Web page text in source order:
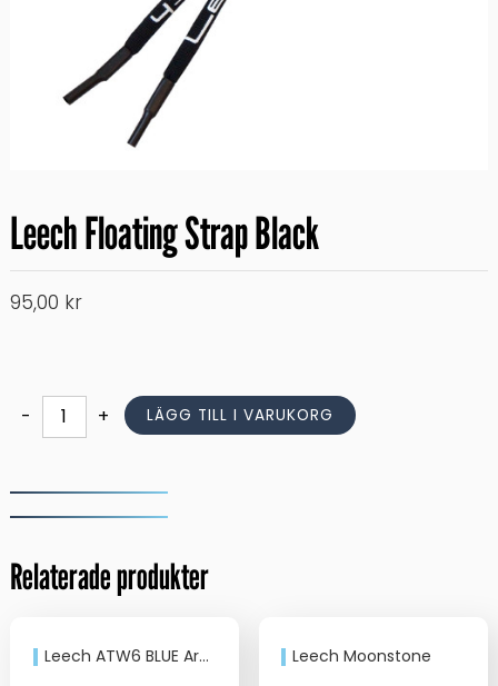
Leech Floating Strap Black
95,00 kr
-
Floating
Black
mängd
+ LÄGG TILL I VARUKORG
Relaterade produkter
Leech ATW6 BLUE Around the Water Collection Leech Moonstone